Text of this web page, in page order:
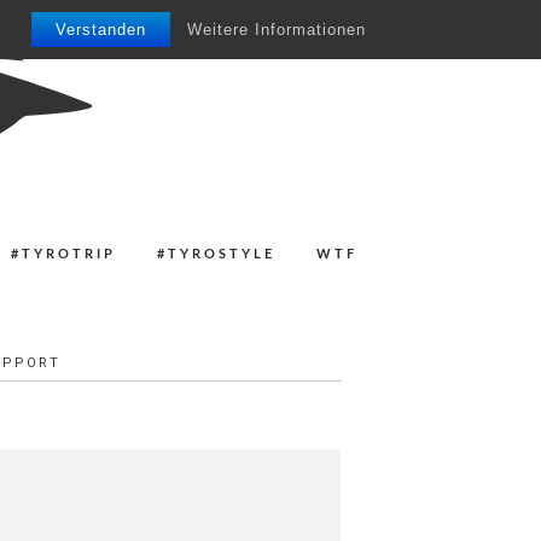
Verstanden Weitere Informationen
#TYROTRIP #TYROSTYLE WTF